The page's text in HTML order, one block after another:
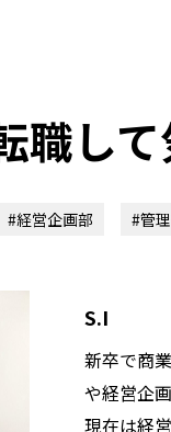
職し
#経営企画部 #管
S.I
新卒で商
や経営企
現在は経